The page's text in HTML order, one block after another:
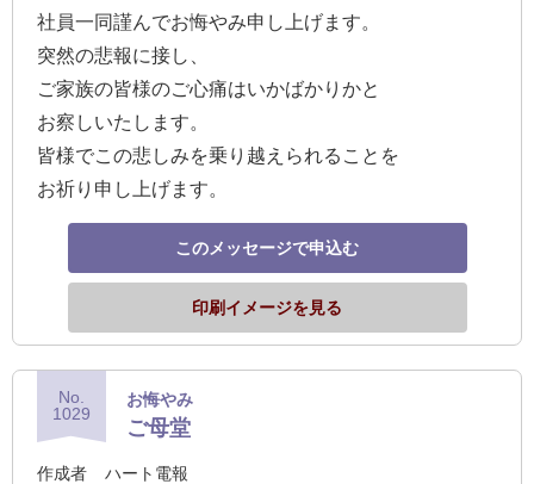
社員一同謹んでお悔やみ申し上げます。
突然の悲報に接し、
ご家族の皆様のご心痛はいかばかりかと
お察しいたします。
皆様でこの悲しみを乗り越えられることを
お祈り申し上げます。
このメッセージで申込む
印刷イメージを見る
No.
1029
お悔やみ
ご母堂
作成者 ハート電報